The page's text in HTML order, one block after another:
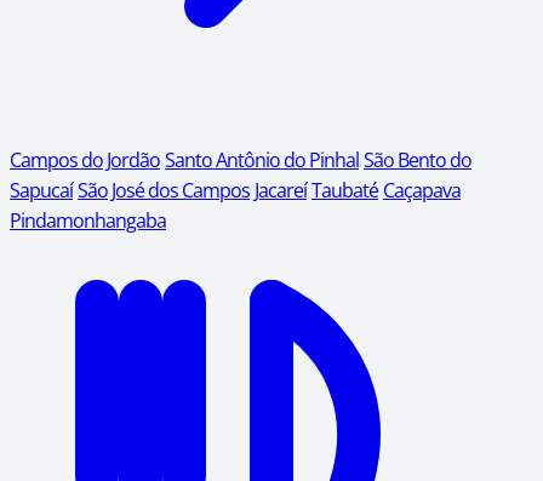
Campos do JordãoSanto Antônio do PinhalSão Bento do
SapucaíSão José dos Campos JacareíTaubaté Caçapava
Pindamonhangaba